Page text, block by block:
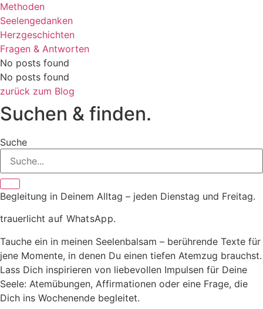
Methoden
Seelengedanken
Herzgeschichten
Fragen & Antworten
No posts found
No posts found
zurück zum Blog
Suchen & finden.
Suche
Begleitung in Deinem Alltag – jeden Dienstag und Freitag.
trauerlicht auf WhatsApp.
Tauche ein in meinen Seelenbalsam – berührende Texte für
jene Momente, in denen Du einen tiefen Atemzug brauchst.
Lass Dich inspirieren von liebevollen Impulsen für Deine
Seele: Atemübungen, Affirmationen oder eine Frage, die
Dich ins Wochenende begleitet.